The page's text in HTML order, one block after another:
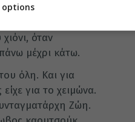
της Μονής.
λίγο, μα και
όταν
μέχρι κάτω.
όλη. Και για
για το χειμώνα.
Ζώη.
options